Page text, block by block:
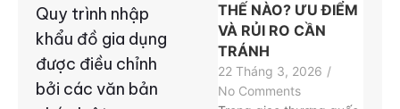
Quy trình nhập
khẩu đồ gia dụng
được điều chỉnh
bởi các văn bản
THẾ NÀO? ƯU ĐIỂM
VÀ RỦI RO CẦN
TRÁNH
22 Tháng 3, 2026 /
No Comments